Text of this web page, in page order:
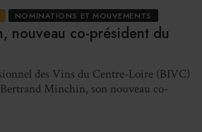
NOMINATIONS ET MOUVEMENTS
nouveau co-président du
des Vins du Centre-Loire (BIVC)
Minchin, son nouveau co-